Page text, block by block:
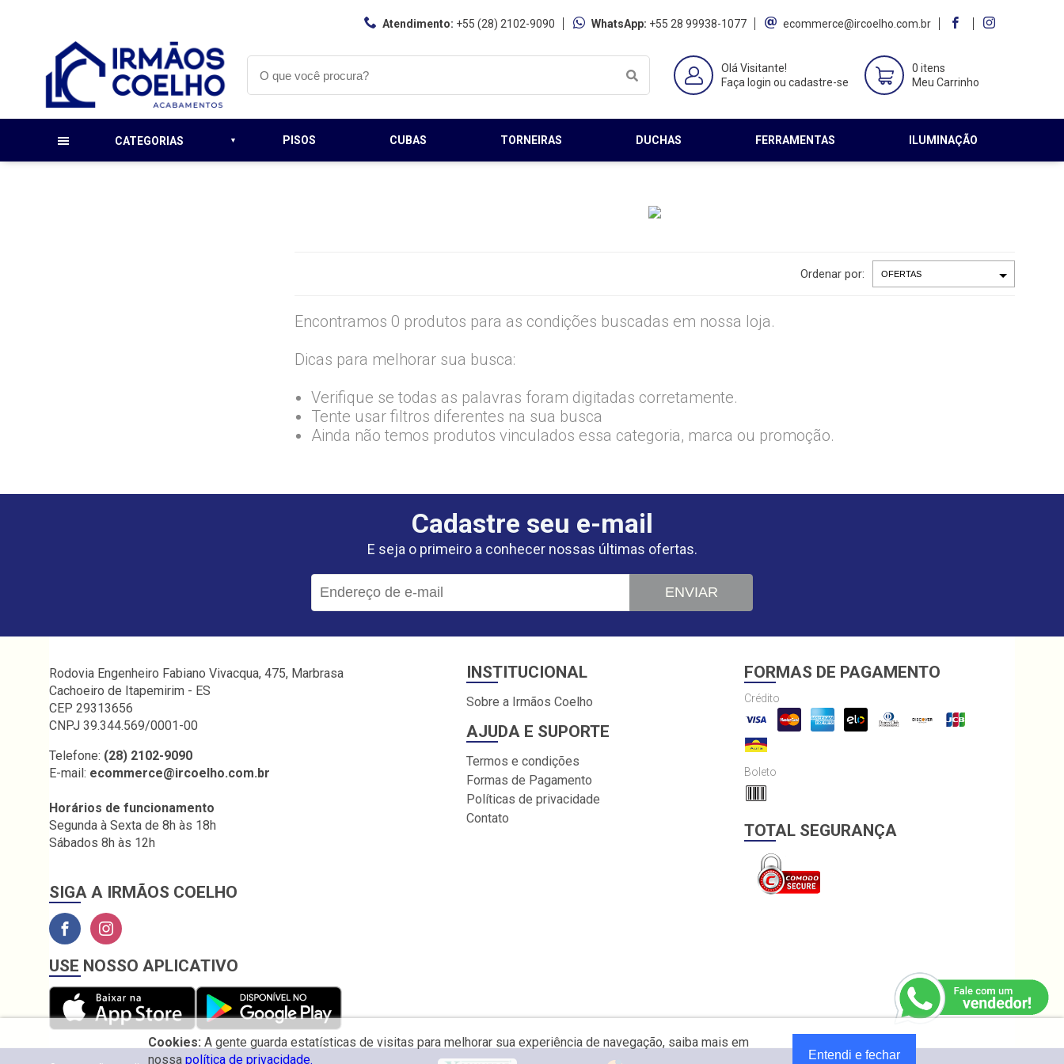
Atendimento: +55 (28) 2102-9090 WhatsApp: +55 28 99938-1077 ecommerce@ircoelho.com.br
Olá Visitante!
Faça login ou cadastre-se
0 itens
Meu Carrinho
CATEGORIAS PISOS CUBAS TORNEIRAS DUCHAS FERRAMENTAS ILUMINAÇÃO
Ordenar por:
Encontramos 0 produtos para as condições buscadas em nossa loja.
Dicas para melhorar sua busca:
Verifique se todas as palavras foram digitadas corretamente.
Tente usar filtros diferentes na sua busca
Ainda não temos produtos vinculados essa categoria, marca ou promoção.
Cadastre seu e-mail
E seja o primeiro a conhecer nossas últimas ofertas.
ENVIAR
Rodovia Engenheiro Fabiano Vivacqua, 475, Marbrasa
Cachoeiro de Itapemirim - ES
CEP 29313656
CNPJ 39.344.569/0001-00
Telefone: (28) 2102-9090
E-mail: ecommerce@ircoelho.com.br
Horários de funcionamento
Segunda à Sexta de 8h às 18h
Sábados 8h às 12h
SIGA A IRMÃOS COELHO
INSTITUCIONAL
Sobre a Irmãos Coelho
AJUDA E SUPORTE
Termos e condições
Formas de Pagamento
Políticas de privacidade
Contato
FORMAS DE PAGAMENTO
Crédito
Boleto
TOTAL SEGURANÇA
USE NOSSO APLICATIVO
Cookies: A gente guarda estatísticas de visitas para melhorar sua experiência de navegação, saiba mais em
nossa política de privacidade. Entendi e fechar